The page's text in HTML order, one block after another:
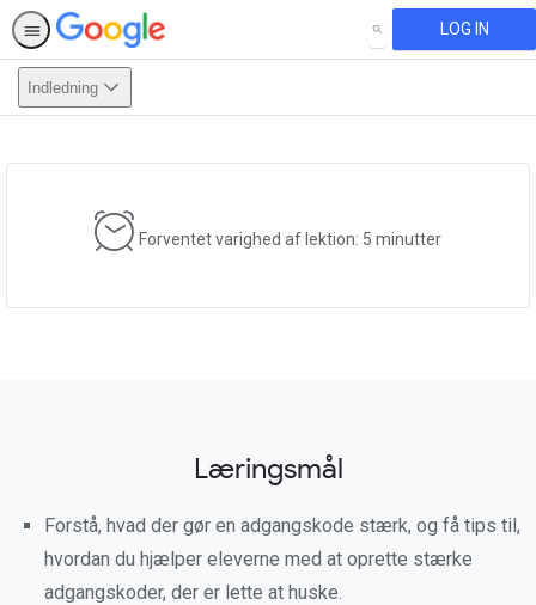
SEARCH LOG IN
Indledning
Forventet varighed af lektion: 5 minutter
Læringsmål
Forstå, hvad der gør en adgangskode stærk, og få tips til,
hvordan du hjælper eleverne med at oprette stærke
adgangskoder, der er lette at huske.